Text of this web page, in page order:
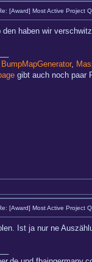
[Award] Most Active Project
haben wir
BumpMapGenerator,
gibt auch noch paar
[Award] Most Active Project
Ist ja nur ne